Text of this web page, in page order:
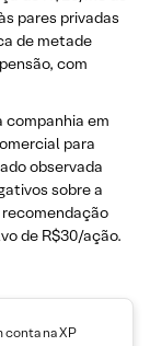
pares privadas
de metade
com
companhia em
para
observada
sobre a
de R$30/ação.
conta na XP